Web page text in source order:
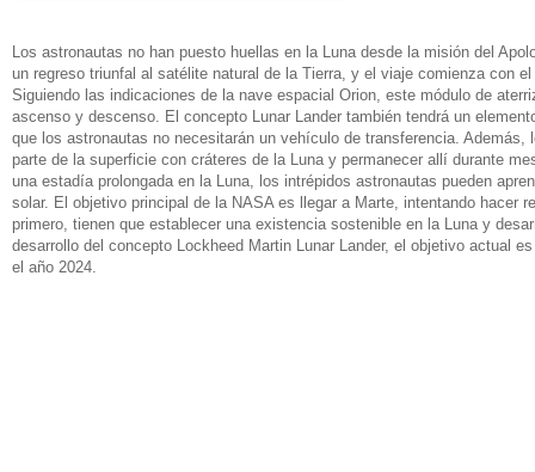
Los astronautas no han puesto huellas en la Luna desde la misión del
un regreso triunfal al satélite natural de la Tierra, y el viaje comienza con
Siguiendo las indicaciones de la nave espacial Orion, este módulo de
ascenso y descenso. El concepto Lunar Lander también tendrá un
que los astronautas no necesitarán un vehículo de transferencia. Además,
parte de la superficie con cráteres de la Luna y permanecer allí durante
una estadía prolongada en la Luna, los intrépidos astronautas pueden
solar. El objetivo principal de la NASA es llegar a Marte, intentando hacer
primero, tienen que establecer una existencia sostenible en la Luna y
desarrollo del concepto Lockheed Martin Lunar Lander, el objetivo actual
el año 2024.